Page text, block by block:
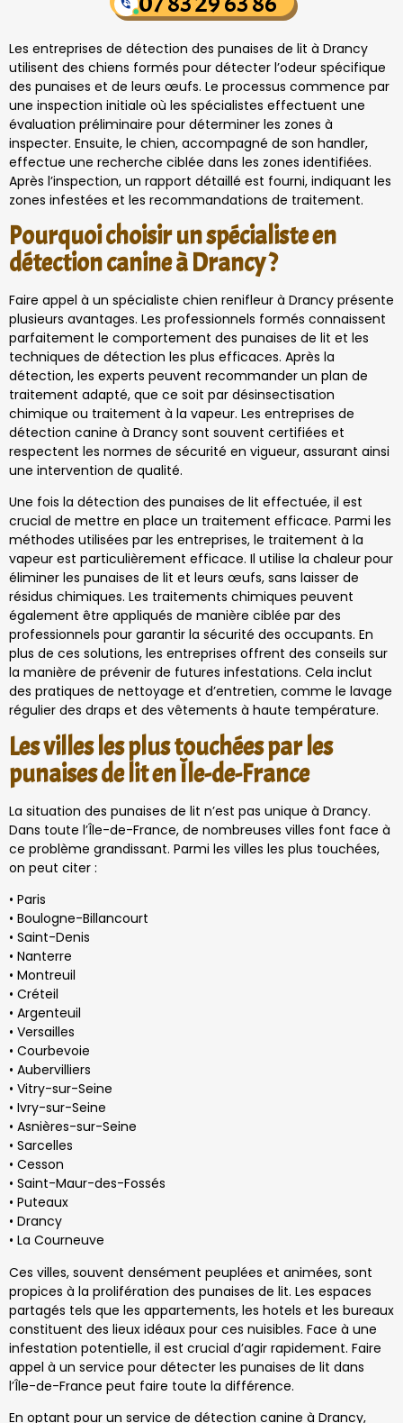
Les entreprises de détection des punaises de lit à Drancy
utilisent des chiens formés pour détecter l’odeur spécifique
des punaises et de leurs œufs. Le processus commence par
une inspection initiale où les spécialistes effectuent une
évaluation préliminaire pour déterminer les zones à
inspecter. Ensuite, le chien, accompagné de son handler,
effectue une recherche ciblée dans les zones identifiées.
Après l’inspection, un rapport détaillé est fourni, indiquant les
zones infestées et les recommandations de traitement.
Pourquoi choisir un spécialiste en
détection canine à Drancy ?
Faire appel à un spécialiste chien renifleur à Drancy présente
plusieurs avantages. Les professionnels formés connaissent
parfaitement le comportement des punaises de lit et les
techniques de détection les plus efficaces. Après la
détection, les experts peuvent recommander un plan de
traitement adapté, que ce soit par désinsectisation
chimique ou traitement à la vapeur. Les entreprises de
détection canine à Drancy sont souvent certifiées et
respectent les normes de sécurité en vigueur, assurant ainsi
une intervention de qualité.
Une fois la détection des punaises de lit effectuée, il est
crucial de mettre en place un traitement efficace. Parmi les
méthodes utilisées par les entreprises, le traitement à la
vapeur est particulièrement efficace. Il utilise la chaleur pour
éliminer les punaises de lit et leurs œufs, sans laisser de
résidus chimiques. Les traitements chimiques peuvent
également être appliqués de manière ciblée par des
professionnels pour garantir la sécurité des occupants. En
plus de ces solutions, les entreprises offrent des conseils sur
la manière de prévenir de futures infestations. Cela inclut
des pratiques de nettoyage et d’entretien, comme le lavage
régulier des draps et des vêtements à haute température.
Les villes les plus touchées par les
punaises de lit en Île-de-France
La situation des punaises de lit n’est pas unique à Drancy.
Dans toute l’Île-de-France, de nombreuses villes font face à
ce problème grandissant. Parmi les villes les plus touchées,
on peut citer :
• Paris
• Boulogne-Billancourt
• Saint-Denis
• Nanterre
• Montreuil
• Créteil
• Argenteuil
• Versailles
• Courbevoie
• Aubervilliers
• Vitry-sur-Seine
• Ivry-sur-Seine
• Asnières-sur-Seine
• Sarcelles
• Cesson
• Saint-Maur-des-Fossés
• Puteaux
• Drancy
• La Courneuve
Ces villes, souvent densément peuplées et animées, sont
propices à la prolifération des punaises de lit. Les espaces
partagés tels que les appartements, les hotels et les bureaux
constituent des lieux idéaux pour ces nuisibles. Face à une
infestation potentielle, il est crucial d’agir rapidement. Faire
appel à un service pour détecter les punaises de lit dans
l’Île-de-France peut faire toute la différence.
En optant pour un service de détection canine à Drancy,